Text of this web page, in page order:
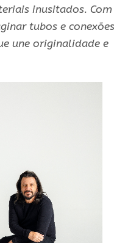
inusitados. Com
tubos e
une originalidade e